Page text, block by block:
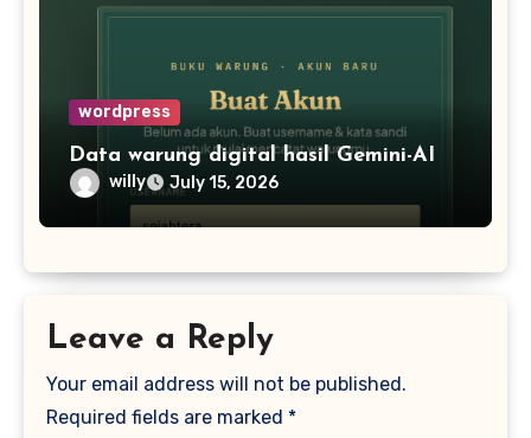
wordpress
Data warung digital hasil Gemini-AI
willy July 15, 2026
Leave a Reply
Your email address will not be published.
Required fields are marked *